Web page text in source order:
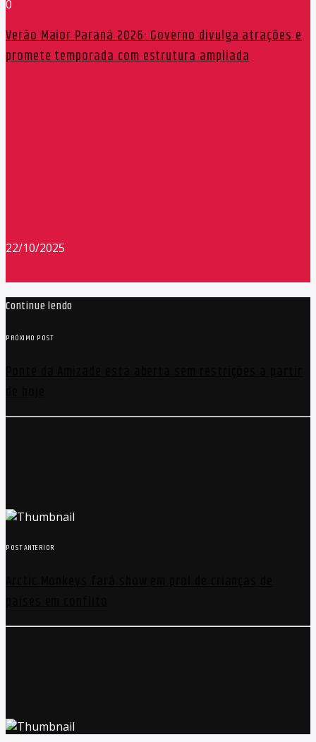
0
Verão Maior Paraná 2026: Governo divulga atrações e
promete temporada com estrutura ampliada
22/10/2025
Continue lendo
PRÓXIMO POST
POST ANTERIOR